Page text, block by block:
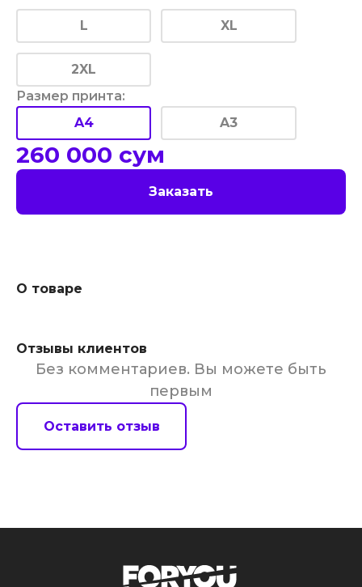
L XL
2XL
Размер принта:
A4
A3
260 000 сум
Заказать
О товаре
Отзывы клиентов
Без комментариев. Вы можете быть
первым
Оставить отзыв